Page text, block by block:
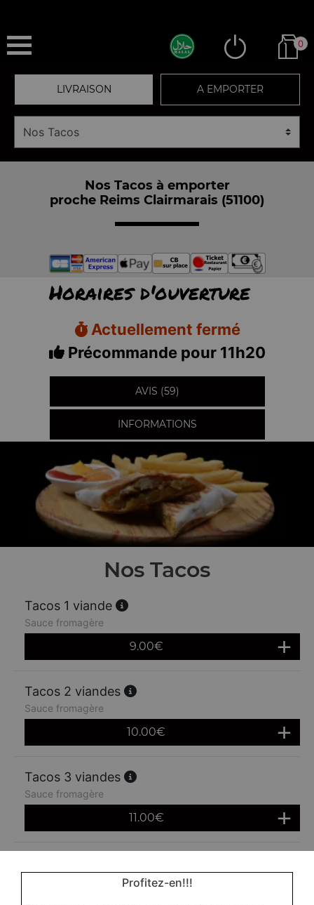
0
LIVRAISON A EMPORTER
Nos Tacos à emporter
proche Reims Clairmarais (51100)
Horaires d'ouverture
Actuellement fermé
Précommande pour 11h20
AVIS (59)
INFORMATIONS
Nos Tacos
Tacos 1 viande
Sauce fromagère
9.00€
Tacos 2 viandes
Sauce fromagère
10.00€
Tacos 3 viandes
Sauce fromagère
11.00€
Profitez-en!!!